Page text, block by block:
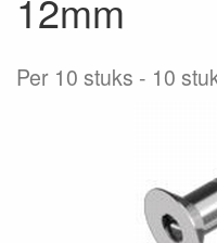
12mm
Per 10 stuks 10